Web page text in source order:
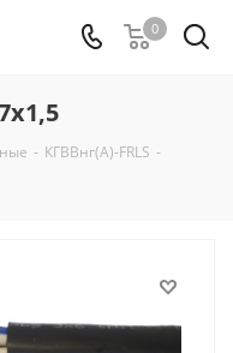
0
- КГВВнг(А)-FRLS -